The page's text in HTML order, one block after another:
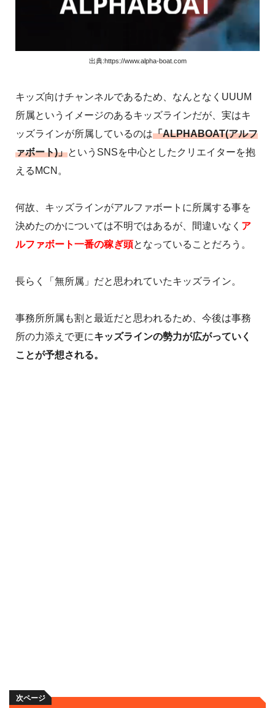
出典:https://www.alpha-boat.com
キッズ向けチャンネルであるため、なんとなくUUUM
所属というイメージのあるキッズラインだが、実はキ
ッズラインが所属しているのは「ALPHABOAT(アルフ
ァボート)」というSNSを中心としたクリエイターを抱
えるMCN。
何故、キッズラインがアルファボートに所属する事を
決めたのかについては不明ではあるが、間違いなく ア
ルファボート一番の稼ぎ頭となっていることだろう。
長らく「無所属」だと思われていたキッズライン。
事務所所属も割と最近だと思われるため、今後は事務
所の力添えで更にキッズラインの勢力が広がっていく
ことが予想される。
次ページ